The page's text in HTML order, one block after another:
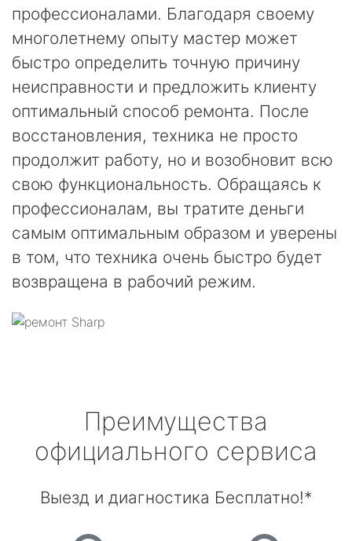
профессионалами. Благодаря своему
многолетнему опыту мастер может
быстро определить точную причину
неисправности и предложить клиенту
оптимальный способ ремонта. После
восстановления, техника не просто
продолжит работу, но и возобновит всю
свою функциональность. Обращаясь к
профессионалам, вы тратите деньги
самым оптимальным образом и уверены
в том, что техника очень быстро будет
возвращена в рабочий режим.
Преимущества
официального сервиса
Выезд и диагностика Бесплатно!*